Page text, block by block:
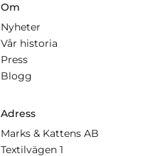
Om
Nyheter
Vår historia
Press
Blogg
Adress
Marks & Kattens AB
Textilvägen 1